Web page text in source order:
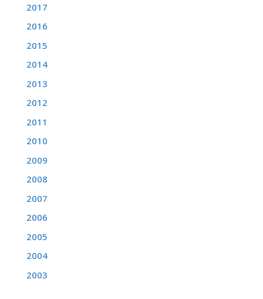
2017
2016
2015
2014
2013
2012
2011
2010
2009
2008
2007
2006
2005
2004
2003